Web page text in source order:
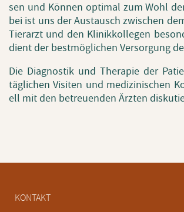
sen und Kön­nen op­ti­mal zum Wohl
bei ist uns der Aus­tausch zwi­schen
Tier­arzt und den Kli­nik­kol­le­gen
dient der best­mög­li­chen Ver­sor­gung
Die Dia­gnos­tik und The­ra­pie der
täg­li­chen Vi­si­ten und me­di­zi­ni­schen
ell mit den be­treu­en­den Ärz­ten
Navigation
KONTAKT